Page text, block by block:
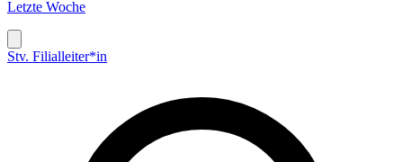
Letzte Woche
Stv. Filialleiter*in